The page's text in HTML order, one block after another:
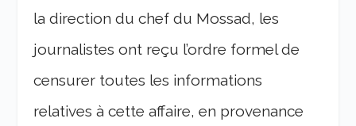
la direction du chef du Mossad, les
journalistes ont reçu l’ordre formel de
censurer toutes les informations
relatives à cette affaire, en provenance